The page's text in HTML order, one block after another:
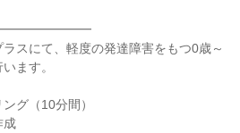
スにて、軽度の発達障害をもつ0歳～
ます。
グ（10分間）
成